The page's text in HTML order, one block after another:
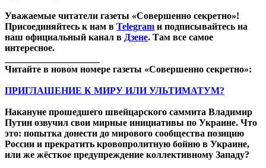
Уважаемые читатели газеты «Совершенно секретно»!
Присоединяйтесь к нам в Telegram и подписывайтесь на
наш официальный канал в Дзене. Там все самое
интересное.
Читайте в новом номере газеты «Совершенно секретно»:
ПРИГЛАШЕНИЕ К МИРУ ИЛИ УЛЬТИМАТУМ?
Накануне прошедшего швейцарского саммита Владимир
Путин озвучил свои мирные инициативы по Украине. Что
это: попытка донести до мирового сообщества позицию
России и прекратить кровопролитную бойню в Украине,
или же жёсткое предупреждение коллективному Западу?